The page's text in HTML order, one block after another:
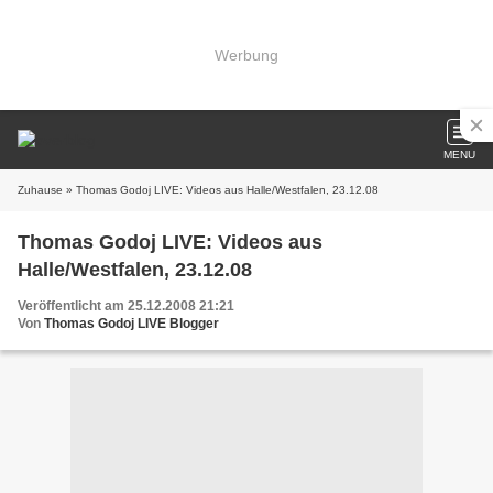
Werbung
MENU
Zuhause » Thomas Godoj LIVE: Videos aus Halle/Westfalen, 23.12.08
Thomas Godoj LIVE: Videos aus
Halle/Westfalen, 23.12.08
Veröffentlicht am 25.12.2008 21:21
Von Thomas Godoj LIVE Blogger